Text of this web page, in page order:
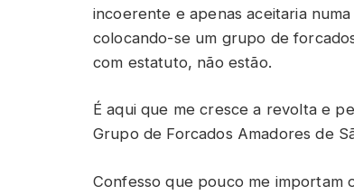
incoerente e apenas aceitaria
colocando-se um grupo de
com estatuto, não estão.
É aqui que me cresce a revolta e
Grupo de Forcados Amadores de
Confesso que pouco me importam